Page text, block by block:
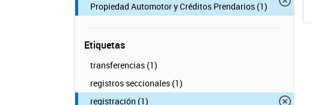
Propiedad Automotor y Créditos Prendarios (1)
Etiquetas
transferencias (1)
registros seccionales (1)
registración (1)